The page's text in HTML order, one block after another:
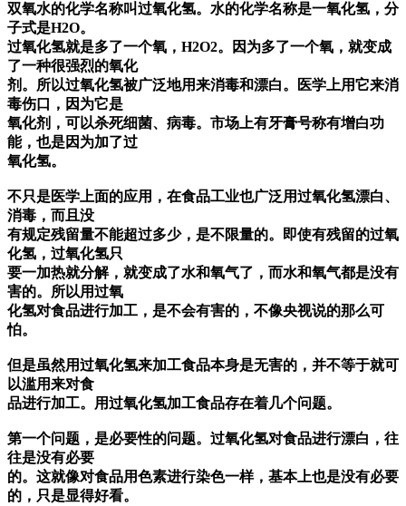
双氧水的化学名称叫过氧化氢。水的化学名称是一氧化氢，分
子式是H2O。
过氧化氢就是多了一个氧，H2O2。因为多了一个氧，就变成
了一种很强烈的氧化
剂。所以过氧化氢被广泛地用来消毒和漂白。医学上用它来消
毒伤口，因为它是
氧化剂，可以杀死细菌、病毒。市场上有牙膏号称有增白功
能，也是因为加了过
氧化氢。
不只是医学上面的应用，在食品工业也广泛用过氧化氢漂白、
消毒，而且没
有规定残留量不能超过多少，是不限量的。即使有残留的过氧
化氢，过氧化氢只
要一加热就分解，就变成了水和氧气了，而水和氧气都是没有
害的。所以用过氧
化氢对食品进行加工，是不会有害的，不像央视说的那么可
怕。
但是虽然用过氧化氢来加工食品本身是无害的，并不等于就可
以滥用来对食
品进行加工。用过氧化氢加工食品存在着几个问题。
第一个问题，是必要性的问题。过氧化氢对食品进行漂白，往
往是没有必要
的。这就像对食品用色素进行染色一样，基本上也是没有必要
的，只是显得好看。